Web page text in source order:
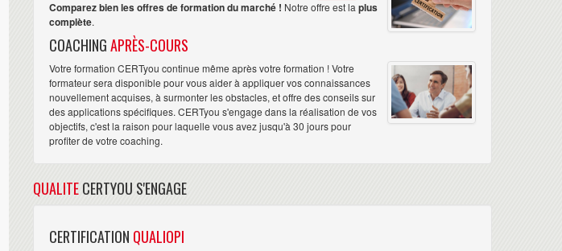
Comparez bien les offres de formation du marché ! Notre offre est la plus
complète.
COACHINGAPRÈS-COURS
Votre formation CERTyou continue même après votre formation ! Votre
formateur sera disponible pour vous aider à appliquer vos connaissances
nouvellement acquises, à surmonter les obstacles, et offre des conseils sur
des applications spécifiques. CERTyou s'engage dans la réalisation de vos
objectifs, c'est la raison pour laquelle vous avez jusqu'à 30 jours pour
profiter de votre coaching.
QUALITECERTYOU S'ENGAGE
CERTIFICATION QUALIOPI